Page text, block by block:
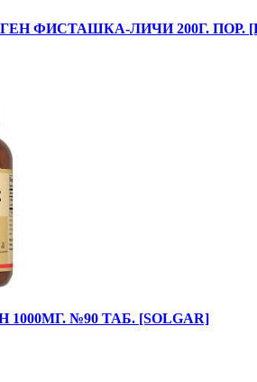
ФИСТАШКА-ЛИЧИ 200Г. ПОР.
№90 ТАБ. [SOLGAR]